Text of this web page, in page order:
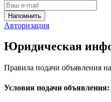
Авторизация
Юридическая
Правила подачи объявления
Условия подачи объявления: